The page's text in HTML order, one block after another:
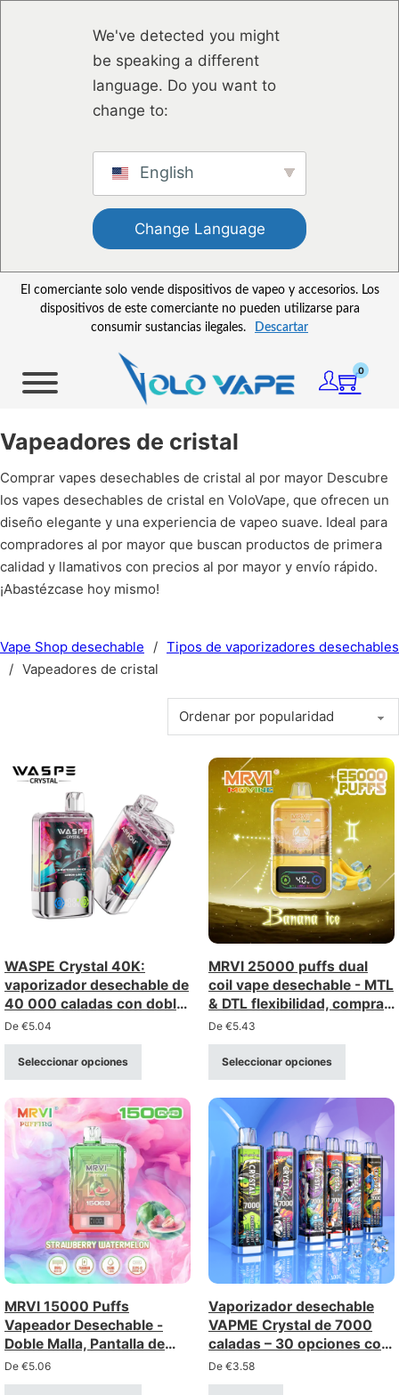
We've detected you might
be speaking a different
language. Do you want to
change to:
English
Change Language
El comerciante solo vende dispositivos de vapeo y accesorios. Los
dispositivos de este comerciante no pueden utilizarse para
consumir sustancias ilegales.
Descartar
0
Vapeadores de cristal
Comprar vapes desechables de cristal al por mayor Descubre
los vapes desechables de cristal en VoloVape, que ofrecen un
diseño elegante y una experiencia de vapeo suave. Ideal para
compradores al por mayor que buscan productos de primera
calidad y llamativos con precios al por mayor y envío rápido.
¡Abastézcase hoy mismo!
Vape Shop desechable / Tipos de vaporizadores desechables
/ Vapeadores de cristal
WASPE Crystal 40K:
vaporizador desechable de
40 000 caladas con doble
opción (opción doble) –
venta al por mayor a granel
De €5.04
Seleccionar opciones
MRVI 25000 puffs dual
coil vape desechable - MTL
& DTL flexibilidad, compra
al por mayor al por mayor
De €5.43
Seleccionar opciones
MRVI 15000 Puffs
Vapeador Desechable -
Doble Malla, Pantalla de
Encendido, Lanyard
De €5.06
Vaporizador desechable
VAPME Crystal de 7000
caladas – 30 opciones con
puerto de recarga tipo C
De €3.58